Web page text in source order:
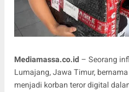
Mediamassa.co.id– Seorang
Lumajang, Jawa Timur,
menjadi korban teror digital